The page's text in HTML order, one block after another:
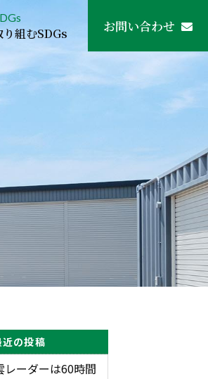
組むSDGs お問い合わせ
近の投稿
レーダーは60時間